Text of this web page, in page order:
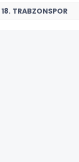
18. TRABZONSPOR